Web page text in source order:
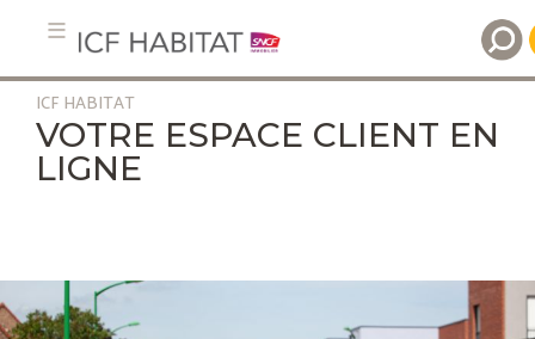
Aller
contenu
ICF HABITAT
VOTRE ESPACE CLIENT EN
LIGNE